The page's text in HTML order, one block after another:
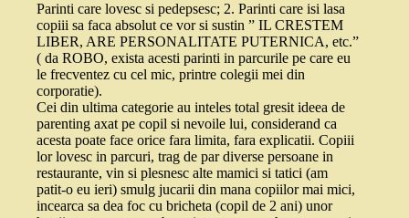
Parinti care lovesc si pedepsesc; 2. Parinti care isi lasa
copiii sa faca absolut ce vor si sustin ” IL CRESTEM
LIBER, ARE PERSONALITATE PUTERNICA, etc.”
( da ROBO, exista acesti parinti in parcurile pe care eu
le frecventez cu cel mic, printre colegii mei din
corporatie).
Cei din ultima categorie au inteles total gresit ideea de
parenting axat pe copil si nevoile lui, considerand ca
acesta poate face orice fara limita, fara explicatii. Copiii
lor lovesc in parcuri, trag de par diverse persoane in
restaurante, vin si plesnesc alte mamici si tatici (am
patit-o eu ieri) smulg jucarii din mana copiilor mai mici,
incearca sa dea foc cu bricheta (copil de 2 ani) unor